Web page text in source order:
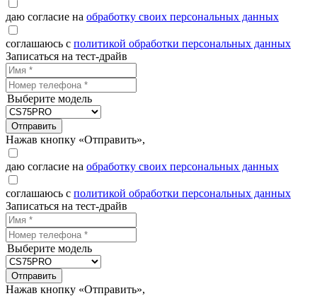
даю согласие на обработку своих персональных данных
соглашаюсь с политикой обработки персональных данных
Записаться на тест-драйв
Выберите модель
Отправить
Нажав кнопку «Отправить»,
даю согласие на обработку своих персональных данных
соглашаюсь с политикой обработки персональных данных
Записаться на тест-драйв
Выберите модель
Отправить
Нажав кнопку «Отправить»,